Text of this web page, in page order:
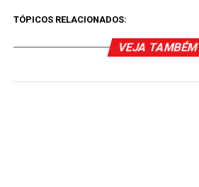
TÓPICOS RELACIONADOS:
VEJA TAMBÉM